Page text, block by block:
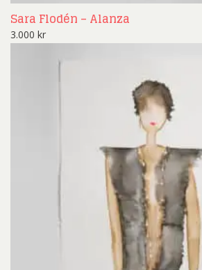
Sara Flodén – Alanza
3.000 kr